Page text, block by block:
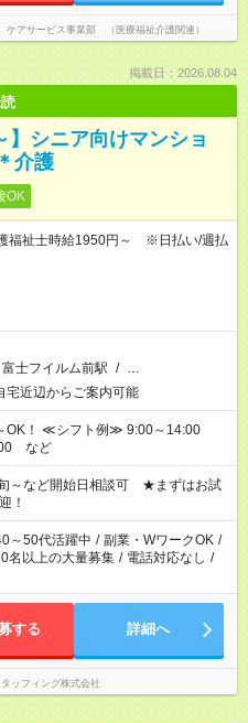
アサービス事業部 （医療福祉介護関連）
掲載日：2026.08.04
】シニア向けマンショ
介護
OK
福祉士時給1950円～ ※日払い/週払
富士フイルム前駅 / …
近辺からご案内可能
～14:00
など
旬～など開始日相談可 ★まずはお試
！
～50代活躍中 / 副業・WワークOK /
名以上の大量募集 / 電話対応なし /
する 詳細へ
ッフィング株式会社